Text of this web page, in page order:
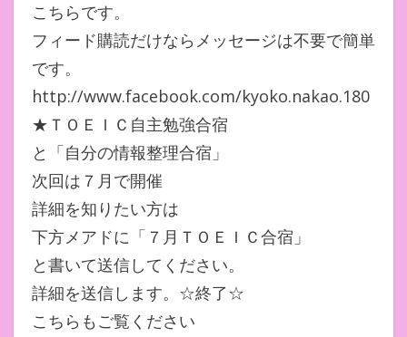
こちらです。
フィード購読だけならメッセージは不要で簡単
です。
http://www.facebook.com/kyoko.nakao.180
★ＴＯＥＩＣ自主勉強合宿
と「自分の情報整理合宿」
次回は７月で開催
詳細を知りたい方は
下方メアドに「７月ＴＯＥＩＣ合宿」
と書いて送信してください。
詳細を送信します。☆終了☆
こちらもご覧ください